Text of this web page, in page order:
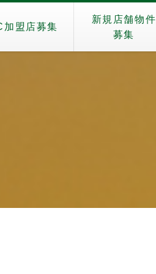
加盟店募集
新規店舗物件
募集